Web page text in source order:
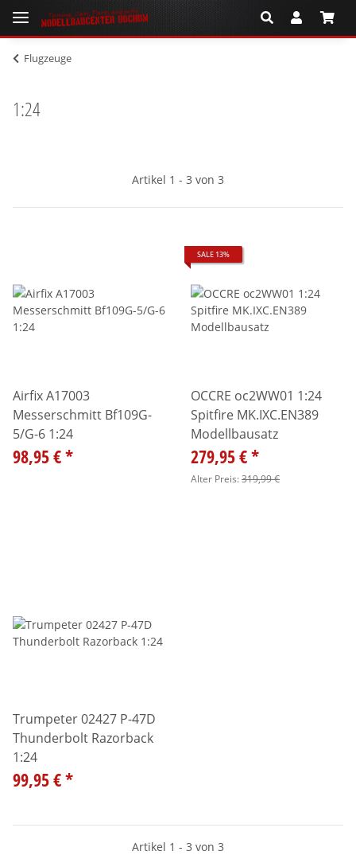
Flugzeuge
1:24
Artikel 1 - 3 von 3
Airfix A17003
Messerschmitt Bf109G-
5/G-6 1:24
98,95 €*
SALE 13%
OCCRE oc2WW01 1:24
Spitfire MK.IXC.EN389
Modellbausatz
279,95 €*
Alter Preis:319,99 €
Trumpeter 02427 P-47D
Thunderbolt Razorback
1:24
99,95 €*
Artikel 1 - 3 von 3